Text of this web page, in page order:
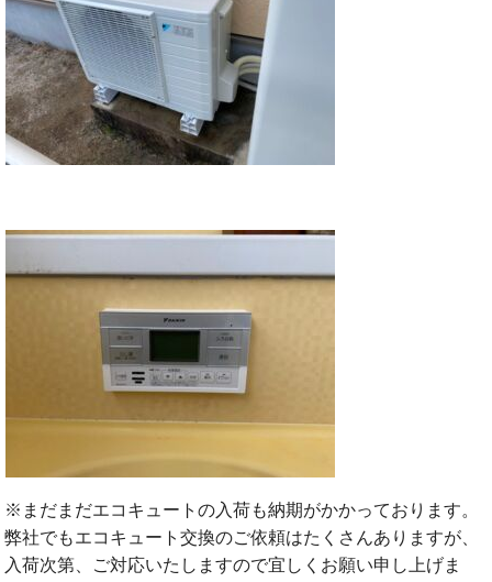
※まだまだエコキュートの入荷も納期がかかっております。
弊社でもエコキュート交換のご依頼はたくさんありますが、
入荷次第、ご対応いたしますので宜しくお願い申し上げま